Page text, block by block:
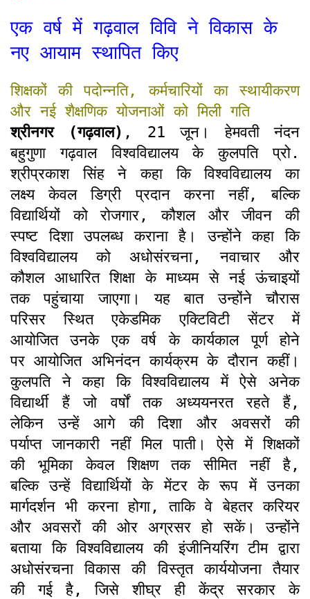
एक वर्ष में गढ़वाल विवि ने विकास के
नए आयाम स्थापित किए
शिक्षकों की पदोन्नति, कर्मचारियों का स्थायीकरण
और नई शैक्षणिक योजनाओं को मिली गति
श्रीनगर (गढ़वाल) , 21 जून। हेमवती नंदन
बहुगुणा गढ़वाल विश्वविद्यालय के कुलपति प्रो.
श्रीप्रकाश सिंह ने कहा कि विश्वविद्यालय का
लक्ष्य केवल डिग्री प्रदान करना नहीं, बल्कि
विद्यार्थियों को रोजगार, कौशल और जीवन की
स्पष्ट दिशा उपलब्ध कराना है। उन्होंने कहा कि
विश्वविद्यालय को अधोसंरचना, नवाचार और
कौशल आधारित शिक्षा के माध्यम से नई ऊंचाइयों
तक पहुंचाया जाएगा। यह बात उन्होंने चौरास
परिसर स्थित एकेडमिक एक्टिविटी सेंटर में
आयोजित उनके एक वर्ष के कार्यकाल पूर्ण होने
पर आयोजित अभिनंदन कार्यक्रम के दौरान कहीं।
कुलपति ने कहा कि विश्वविद्यालय में ऐसे अनेक
विद्यार्थी हैं जो वर्षों तक अध्ययनरत रहते हैं,
लेकिन उन्हें आगे की दिशा और अवसरों की
पर्याप्त जानकारी नहीं मिल पाती। ऐसे में शिक्षकों
की भूमिका केवल शिक्षण तक सीमित नहीं है,
बल्कि उन्हें विद्यार्थियों के मेंटर के रूप में उनका
मार्गदर्शन भी करना होगा, ताकि वे बेहतर करियर
और अवसरों की ओर अग्रसर हो सकें। उन्होंने
बताया कि विश्वविद्यालय की इंजीनियरिंग टीम द्वारा
अधोसंरचना विकास की विस्तृत कार्ययोजना तैयार
की गई है, जिसे शीघ्र ही केंद्र सरकार के